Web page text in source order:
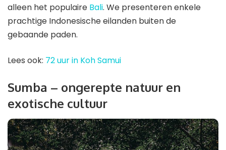
alleen het populaire Bali. We presenteren enkele
prachtige Indonesische eilanden buiten de
gebaande paden.
Lees ook: 72 uur in Koh Samui
Sumba – ongerepte natuur en
exotische cultuur